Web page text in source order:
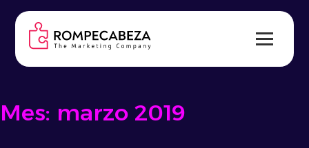
content
Mes: marzo 2019